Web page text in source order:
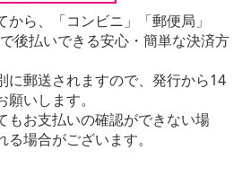
ら、「コンビニ」「郵便局」
後払いできる安心・簡単な決済方
に郵送されますので、発行から14
いします。
もお支払いの確認ができない場
場合がございます。